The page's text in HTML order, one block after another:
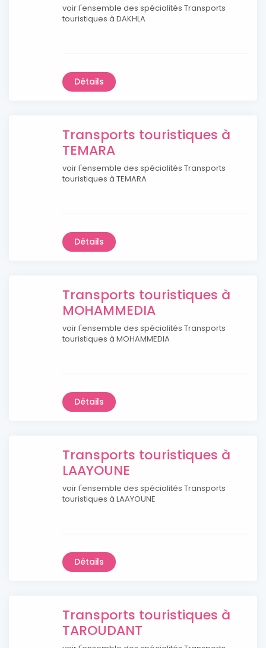
voir l'ensemble des spécialités Transports
touristiques à DAKHLA
Détails
Transports touristiques à
TEMARA
voir l'ensemble des spécialités Transports
touristiques à TEMARA
Détails
Transports touristiques à
MOHAMMEDIA
voir l'ensemble des spécialités Transports
touristiques à MOHAMMEDIA
Détails
Transports touristiques à
LAAYOUNE
voir l'ensemble des spécialités Transports
touristiques à LAAYOUNE
Détails
Transports touristiques à
TAROUDANT